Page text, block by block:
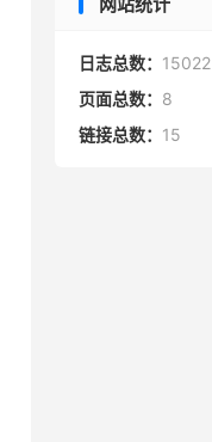
日志总数： 15022
页面总数： 8
链接总数： 15